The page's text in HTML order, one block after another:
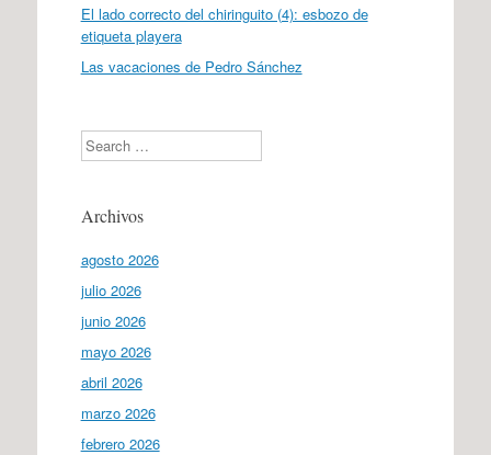
El lado correcto del chiringuito (4): esbozo de
etiqueta playera
Las vacaciones de Pedro Sánchez
Search
Archivos
agosto 2026
julio 2026
junio 2026
mayo 2026
abril 2026
marzo 2026
febrero 2026